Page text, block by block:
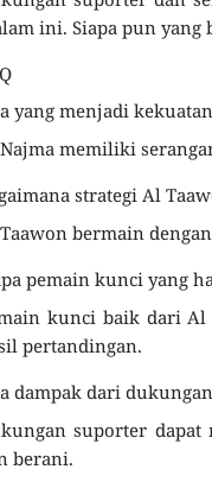
ini. Siapa pun yang
yang menjadi
memiliki
strategi Al
bermain
pemain kunci yang
kunci baik dari Al
pertandingan.
dampak dari
suporter
berani.